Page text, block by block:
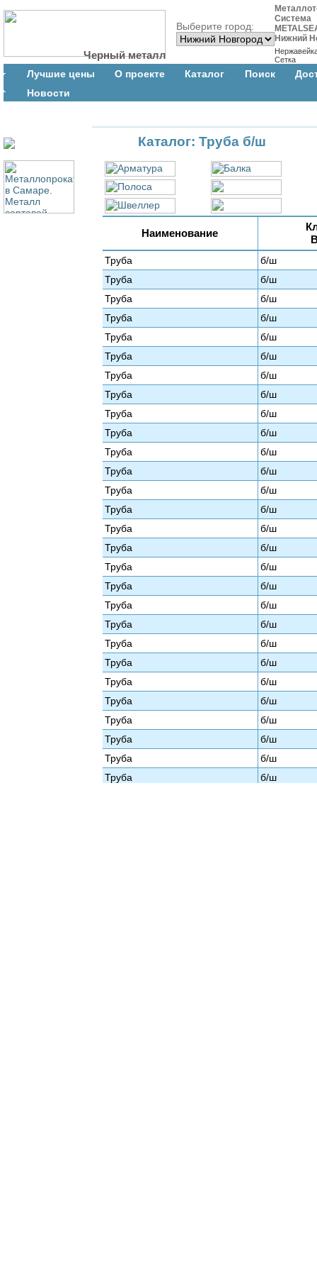
Черный металл
Выберите город:
Система
Нижний
Сетка
Лучшие цены О проекте Каталог Поиск
Новости
Каталог: Труба б/ш
Наименование
Труба
б/ш
Труба
б/ш
Труба
б/ш
Труба
б/ш
Труба
б/ш
Труба
б/ш
Труба
б/ш
Труба
б/ш
Труба
б/ш
Труба
б/ш
Труба
б/ш
Труба
б/ш
Труба
б/ш
Труба
б/ш
Труба
б/ш
Труба
б/ш
Труба
б/ш
Труба
б/ш
Труба
б/ш
Труба
б/ш
Труба
б/ш
Труба
б/ш
Труба
б/ш
Труба
б/ш
Труба
б/ш
Труба
б/ш
Труба
б/ш
Труба
б/ш